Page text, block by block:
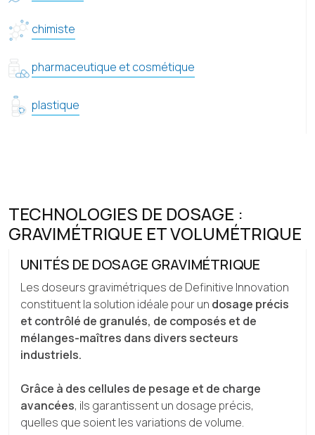
chimiste
pharmaceutique et cosmétique
plastique
TECHNOLOGIES DE DOSAGE :
GRAVIMÉTRIQUE ET VOLUMÉTRIQUE
UNITÉS DE DOSAGE GRAVIMÉTRIQUE
Les doseurs gravimétriques de Definitive Innovation
constituent la solution idéale pour un dosage précis
et contrôlé de granulés, de composés et de
mélanges-maîtres dans divers secteurs
industriels.
Grâce à des cellules de pesage et de charge
avancées, ils garantissent un dosage précis,
quelles que soient les variations de volume.